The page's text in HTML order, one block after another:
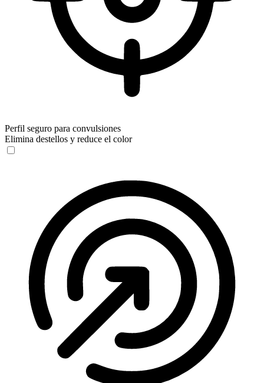
Perfil seguro para convulsiones
Elimina destellos y reduce el color